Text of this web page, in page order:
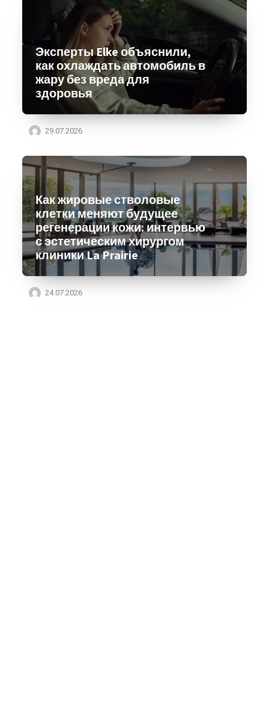
Эксперты Elke объяснили,
как охлаждать автомобиль в
жару без вреда для
здоровья
29.07.2026
Как жировые стволовые
клетки меняют будущее
регенерации кожи: интервью
с эстетическим хирургом
клиники La Prairie
24.07.2026